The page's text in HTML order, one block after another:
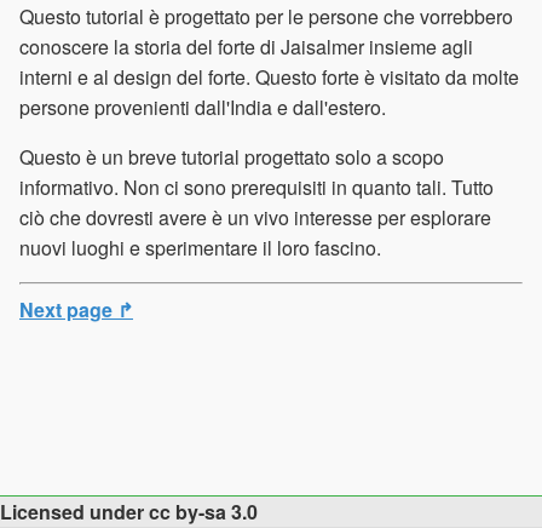
Questo tutorial è progettato per le persone che vorrebbero
conoscere la storia del forte di Jaisalmer insieme agli
interni e al design del forte. Questo forte è visitato da molte
persone provenienti dall'India e dall'estero.
Questo è un breve tutorial progettato solo a scopo
informativo. Non ci sono prerequisiti in quanto tali. Tutto
ciò che dovresti avere è un vivo interesse per esplorare
nuovi luoghi e sperimentare il loro fascino.
Next page ↱
Licensed under cc by-sa 3.0